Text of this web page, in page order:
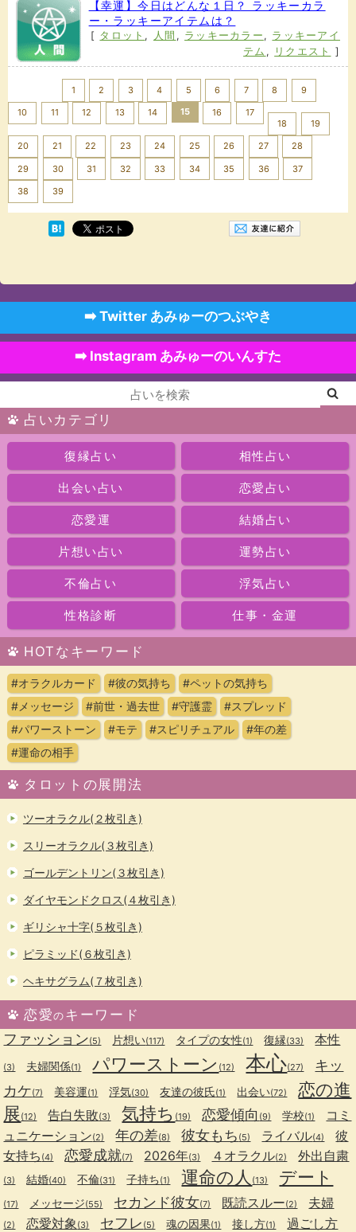
【幸運】今日はどんな１日？ ラッキーカラ
ー・ラッキーアイテムは？
[ タロット , 人間 , ラッキーカラー , ラッキーアイ
テム , リクエスト ]
1 2 3 4 5 6 7 8 9
10 11 12 13 14 15 16
17
18
19
20 21 22 23 24 25 26 27 28
29 30 31 32 33 34 35 36 37
38 39
➡️ Twitter あみゅーのつぶやき
➡️ Instagram あみゅーのいんすた
占いカテゴリ
復縁占い 相性占い
出会い占い 恋愛占い
恋愛運 結婚占い
片想い占い 運勢占い
不倫占い 浮気占い
性格診断 仕事・金運
HOTなキーワード
#オラクルカード #彼の気持ち
#ペットの気持ち
#メッセージ
#前世・過去世 #守護霊
#スプレッド
#パワーストーン
#モテ #スピリチュアル
#年の差
#運命の相手
タロットの展開法
ツーオラクル(２枚引き)
スリーオラクル(３枚引き)
ゴールデントリン(３枚引き)
ダイヤモンドクロス(４枚引き)
ギリシャ十字(５枚引き)
ピラミッド(６枚引き)
ヘキサグラム(７枚引き)
恋愛のキーワード
ファッション(5) 片想い(117) タイプの女性(1) 復縁(33) 本性
(3) 夫婦関係(1) パワーストーン (12) 本心(27)
キッ
カケ(7) 美容運(1) 浮気(30) 友達の彼氏(1) 出会い(72)
恋の進
展(12) 告白失敗(3) 気持ち (19) 恋愛傾向 (9) 学校(1)
コミ
ュニケーション(2) 年の差(8) 彼女もち (5) ライバル(4)
彼
女持ち (4) 恋愛成就(7) 2026年(3) ４オラクル(2) 外出自粛
(3) 結婚(40) 不倫(31) 子持ち(1) 運命の人 (13) デート
(17) メッセージ(55) セカンド彼女(7) 既読スルー(2) 夫婦
(2) 恋愛対象 (3) セフレ (5) 魂の因果(1) 接し方(1) 過ごし方